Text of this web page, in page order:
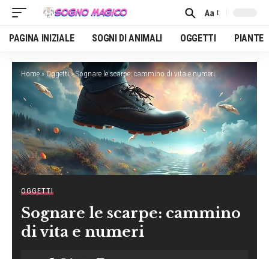
Font
Resizer
Aa
PAGINA INIZIALE SOGNI DI ANIMALI OGGETTI PIANTE
Home»Oggetti»Sognare le scarpe: cammino di vita e numeri
OGGETTI
Sognare le scarpe: cammino
di vita e numeri